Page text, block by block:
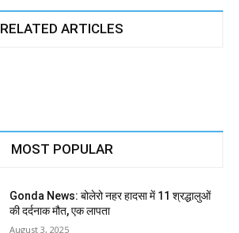
RELATED ARTICLES
MOST POPULAR
Gonda News: बोलेरो नहर हादसा में 11 श्रद्धालुओं
की दर्दनाक मौत, एक लापता
August 3, 2025